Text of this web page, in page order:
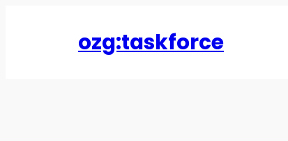
ozg:taskforce